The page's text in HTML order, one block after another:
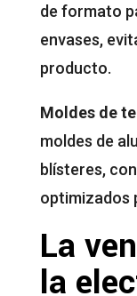
de formato
envases,
producto.
Moldes de
moldes de
blísteres,
optimizados
La
la